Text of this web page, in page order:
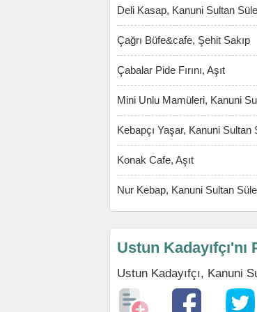
Deli Kasap, Kanuni Sultan
Çağrı Büfe&cafe, Şehit Sakıp
Çabalar Pide Fırını, Aşıt
Mini Unlu Mamüleri, Kanuni
Kebapçı Yaşar, Kanuni Sultan
Konak Cafe, Aşıt
Nur Kebap, Kanuni Sultan
Ustun Kadayıfçı'nı
Ustun Kadayıfçı, Kanuni